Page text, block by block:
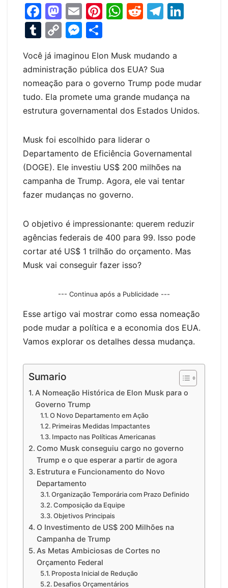
F
a
c
e
b
o
o
M
a
st
o
d
o
n
E
m
ai
l
Pi
e
st
W
s
A
p
p
R
di
t
T
gr
a
m
dI
n
T
m
bl
r
C
p
y
Li
n
M
s
s
e
n
er
ar
e
Você já imaginou Elon Musk mudando a
administração pública dos EUA? Sua
nomeação para o governo Trump pode mudar
tudo. Ela promete uma grande mudança na
estrutura governamental dos Estados Unidos.
Musk foi escolhido para liderar o
Departamento de Eficiência Governamental
(DOGE). Ele investiu US$ 200 milhões na
campanha de Trump. Agora, ele vai tentar
fazer mudanças no governo.
O objetivo é impressionante: querem reduzir
agências federais de 400 para 99. Isso pode
cortar até US$ 1 trilhão do orçamento. Mas
Musk vai conseguir fazer isso?
--- Continua após a Publicidade ---
Esse artigo vai mostrar como essa nomeação
pode mudar a política e a economia dos EUA.
Vamos explorar os detalhes dessa mudança.
Sumario
A Nomeação Histórica de Elon Musk para o
Governo Trump
O Novo Departamento em Ação
Primeiras Medidas Impactantes
Impacto nas Políticas Americanas
Como Musk conseguiu cargo no governo
Trump e o que esperar a partir de agora
Estrutura e Funcionamento do Novo
Departamento
Organização Temporária com Prazo Definido
Composição da Equipe
Objetivos Principais
O Investimento de US$ 200 Milhões na
Campanha de Trump
As Metas Ambiciosas de Cortes no
Orçamento Federal
Proposta Inicial de Redução
Desafios Orçamentários